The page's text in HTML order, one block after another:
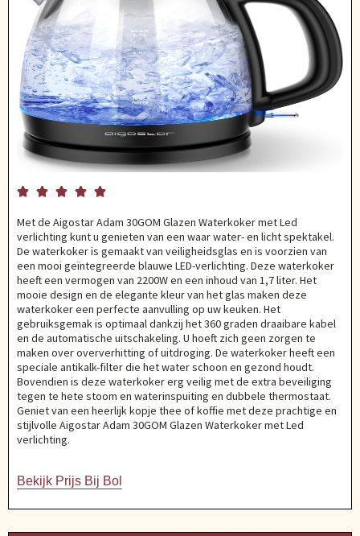
    
Met de Aigostar Adam 30GOM Glazen Waterkoker met Led
verlichting kunt u genieten van een waar water- en licht spektakel.
De waterkoker is gemaakt van veiligheidsglas en is voorzien van
een mooi geïntegreerde blauwe LED-verlichting. Deze waterkoker
heeft een vermogen van 2200W en een inhoud van 1,7 liter. Het
mooie design en de elegante kleur van het glas maken deze
waterkoker een perfecte aanvulling op uw keuken. Het
gebruiksgemak is optimaal dankzij het 360 graden draaibare kabel
en de automatische uitschakeling. U hoeft zich geen zorgen te
maken over oververhitting of uitdroging. De waterkoker heeft een
speciale antikalk-filter die het water schoon en gezond houdt.
Bovendien is deze waterkoker erg veilig met de extra beveiliging
tegen te hete stoom en waterinspuiting en dubbele thermostaat.
Geniet van een heerlijk kopje thee of koffie met deze prachtige en
stijlvolle Aigostar Adam 30GOM Glazen Waterkoker met Led
verlichting.
Bekijk Prijs Bij Bol